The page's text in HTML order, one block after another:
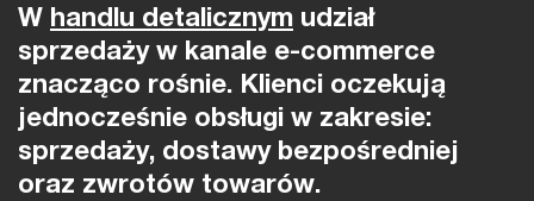
W handlu detalicznym udział
sprzedaży w kanale e-commerce
znacząco rośnie. Klienci oczekują
jednocześnie obsługi w zakresie:
sprzedaży, dostawy bezpośredniej
oraz zwrotów towarów.